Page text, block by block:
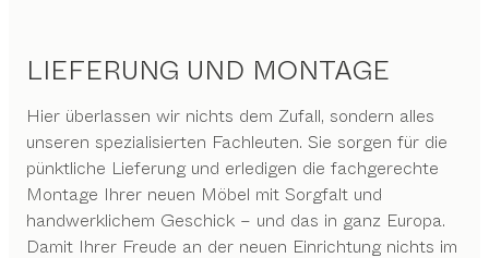
LIEFERUNG UND MONTAGE
Hier überlassen wir nichts dem Zufall, sondern alles
unseren spezialisierten Fachleuten. Sie sorgen für die
pünktliche Lieferung und erledigen die fachgerechte
Montage Ihrer neuen Möbel mit Sorgfalt und
handwerklichem Geschick – und das in ganz Europa.
Damit Ihrer Freude an der neuen Einrichtung nichts im